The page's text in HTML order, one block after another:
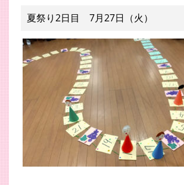
夏祭り2日目 7月27日（火）